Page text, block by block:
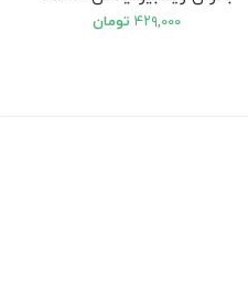
۴۲۹,۰۰۰ تومان